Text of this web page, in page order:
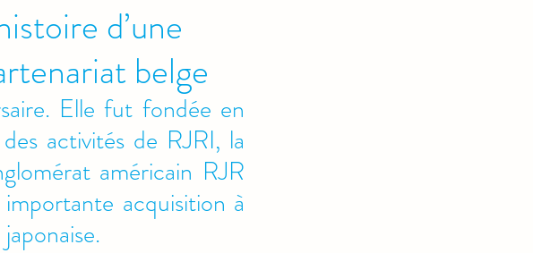
d’une
belge
Elle fut fondée en
activités de RJRI, la
américain RJR
importante acquisition à